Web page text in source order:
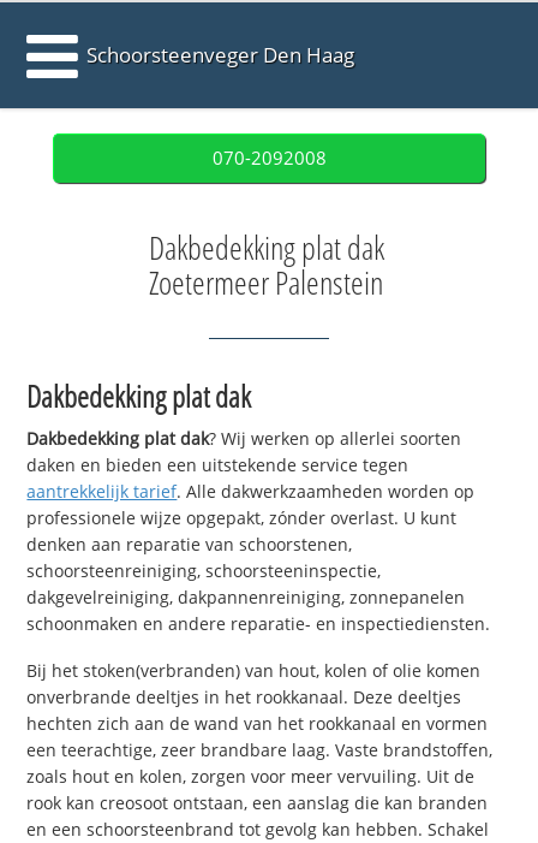
Schoorsteenveger Den Haag
070-2092008
Dakbedekking plat dak
Zoetermeer Palenstein
Dakbedekking plat dak
Dakbedekking plat dak? Wij werken op allerlei soorten
daken en bieden een uitstekende service tegen
aantrekkelijk tarief. Alle dakwerkzaamheden worden op
professionele wijze opgepakt, zónder overlast. U kunt
denken aan reparatie van schoorstenen,
schoorsteenreiniging, schoorsteeninspectie,
dakgevelreiniging, dakpannenreiniging, zonnepanelen
schoonmaken en andere reparatie- en inspectiediensten.
Bij het stoken(verbranden) van hout, kolen of olie komen
onverbrande deeltjes in het rookkanaal. Deze deeltjes
hechten zich aan de wand van het rookkanaal en vormen
een teerachtige, zeer brandbare laag. Vaste brandstoffen,
zoals hout en kolen, zorgen voor meer vervuiling. Uit de
rook kan creosoot ontstaan, een aanslag die kan branden
en een schoorsteenbrand tot gevolg kan hebben. Schakel